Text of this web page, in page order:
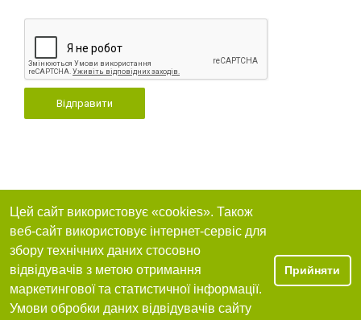
Відправити
Цей сайт використовує «cookies». Також
веб-сайт використовує інтернет-сервіс для
збору технічних даних стосовно
відвідувачів з метою отримання
маркетингової та статистичної інформації.
Умови обробки даних відвідувачів сайту
Прийняти